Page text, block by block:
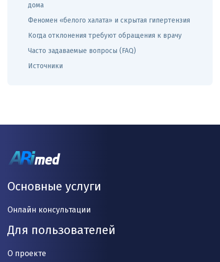
дома
Феномен «белого халата» и скрытая гипертензия
Когда отклонения требуют обращения к врачу
Часто задаваемые вопросы (FAQ)
Источники
Основные услуги
Онлайн консультации
Для пользователей
О проекте